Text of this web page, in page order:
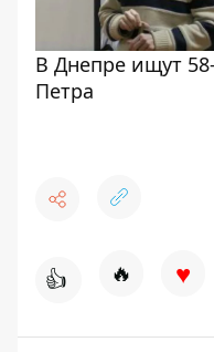
В Днепре ищут
Петра
👍 🔥 ♥